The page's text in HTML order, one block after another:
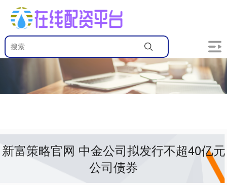
新富策略官网 中金公司拟发行不超40亿元
公司债券